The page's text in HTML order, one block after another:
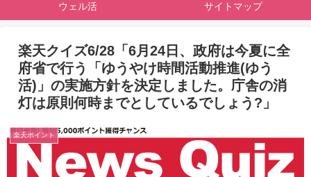
ウェル活 サイトマップ
楽天クイズ6/28「6月24日、政府は今夏に全
府省で行う「ゆうやけ時間活動推進(ゆう
活)」の実施方針を決定しました。庁舎の消
灯は原則何時までとしているでしょう?」
楽天ポイント